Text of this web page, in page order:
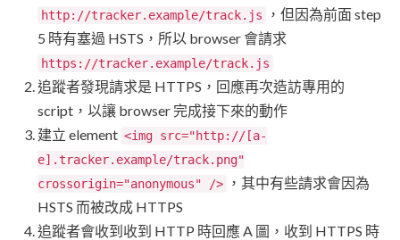
http://tracker.example/track.js
，但因為前面 step
5 時有塞過 HSTS，所以 browser 會請求
https://tracker.example/track.js
追蹤者發現請求是 HTTPS，回應再次造訪專用的
script，以讓 browser 完成接下來的動作
建立 element <img src="http://[a-
e].tracker.example/track.png"
crossorigin="anonymous" />
，其中有些請求會因為
HSTS 而被改成 HTTPS
追蹤者會收到收到 HTTP 時回應 A 圖，收到 HTTPS 時